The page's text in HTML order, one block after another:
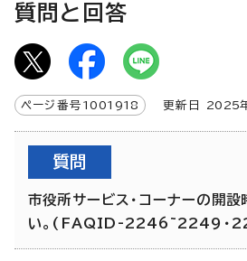
質問と回答
ページ番号 1001918 更新日 2025
質問
市役所サービス・コーナーの開設
い。(FAQID-2246~2249・